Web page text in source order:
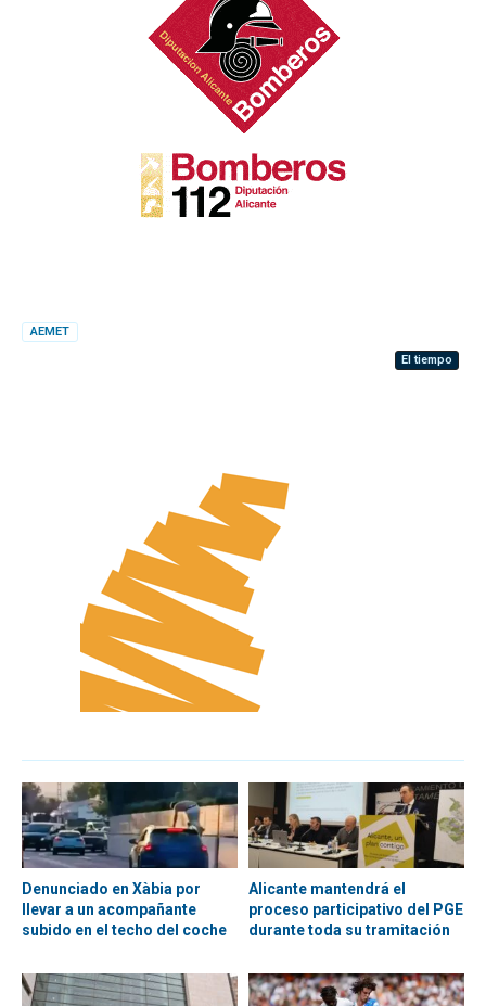
AEMET
El tiempo
Denunciado en Xàbia por
llevar a un acompañante
subido en el techo del coche
Alicante mantendrá el
proceso participativo del PGE
durante toda su tramitación